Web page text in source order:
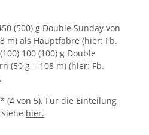
(500) g Double Sunday von
m) als Hauptfabre (hier: Fb.
100 (100) g Double
(50 g = 108 m) (hier: Fb.
(4 von 5). Für die Einteilung
hier.